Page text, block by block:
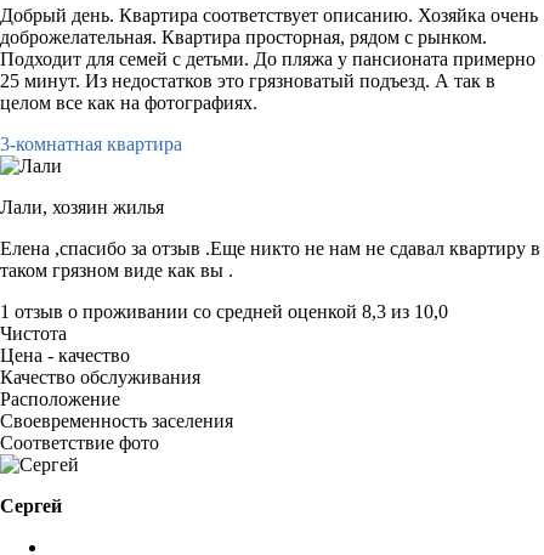
Добрый день. Квартира соответствует описанию. Хозяйка очень
доброжелательная. Квартира просторная, рядом с рынком.
Подходит для семей с детьми. До пляжа у пансионата примерно
25 минут. Из недостатков это грязноватый подъезд. А так в
целом все как на фотографиях.
3-комнатная квартира
Лали, хозяин жилья
Елена ,спасибо за отзыв .Еще никто не нам не сдавал квартиру в
таком грязном виде как вы .
1 отзыв о проживании со средней оценкой 8,3 из 10,0
Чистота
Цена - качество
Качество обслуживания
Расположение
Своевременность заселения
Соответствие фото
Сергей